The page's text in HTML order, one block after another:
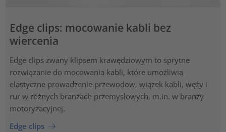
Edge clips: mocowanie kabli bez
wiercenia
Edge clips zwany klipsem krawędziowym to sprytne
rozwiązanie do mocowania kabli, które umożliwia
elastyczne prowadzenie przewodów, wiązek kabli, węży i
rur w różnych branżach przemysłowych, m.in. w branży
motoryzacyjnej.
Edge clips